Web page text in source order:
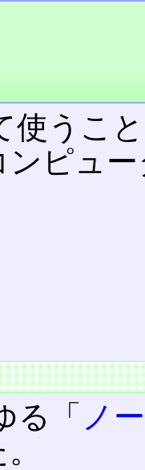
使うこ
ピュ
る「 ノ